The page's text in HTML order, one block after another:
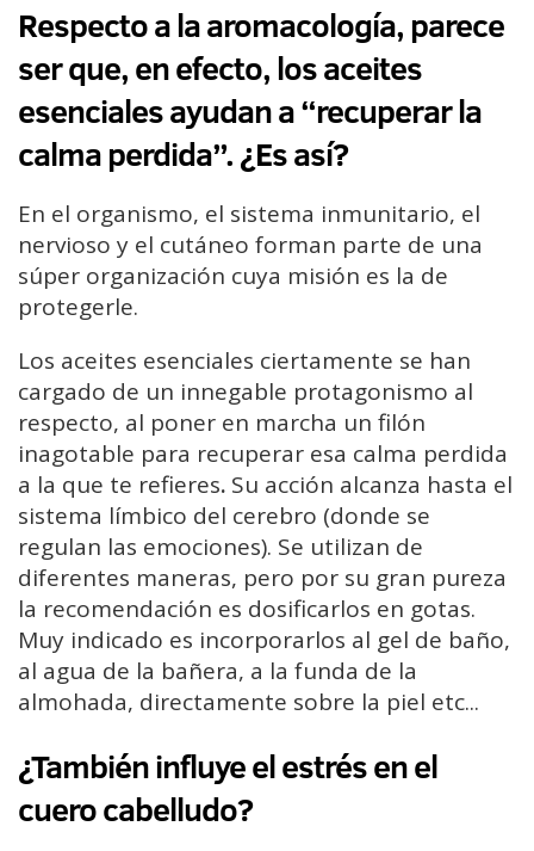
Respecto a la aromacología, parece
ser que, en efecto, los aceites
esenciales ayudan a “recuperar la
calma perdida”. ¿Es así?
En el organismo, el sistema inmunitario, el
nervioso y el cutáneo forman parte de una
súper organización cuya misión es la de
protegerle.
Los aceites esenciales ciertamente se han
cargado de un innegable protagonismo al
respecto, al poner en marcha un filón
inagotable para recuperar esa calma perdida
a la que te refieres. Su acción alcanza hasta el
sistema límbico del cerebro (donde se
regulan las emociones). Se utilizan de
diferentes maneras, pero por su gran pureza
la recomendación es dosificarlos en gotas.
Muy indicado es incorporarlos al gel de baño,
al agua de la bañera, a la funda de la
almohada, directamente sobre la piel etc...
¿También influye el estrés en el
cuero cabelludo?